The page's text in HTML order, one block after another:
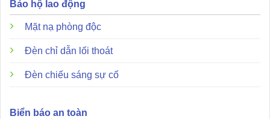
Thiết bị không chỉ đơn thuần là một cảm biến mà còn tích
phòng ngừa rủi ro.
Propane với độ chính xác cực cao.
Bảo hộ lao động
Mặt nạ phòng độc
Đèn chỉ dẫn lối thoát
Đèn chiếu sáng sự cố
Biển báo an toàn